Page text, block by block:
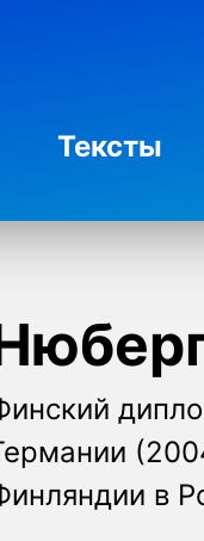
Тексты
в